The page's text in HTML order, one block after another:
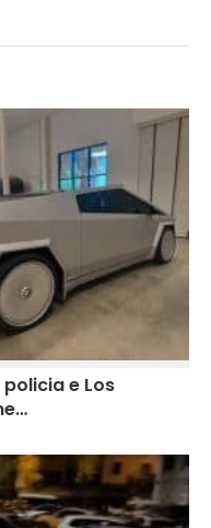
e Los